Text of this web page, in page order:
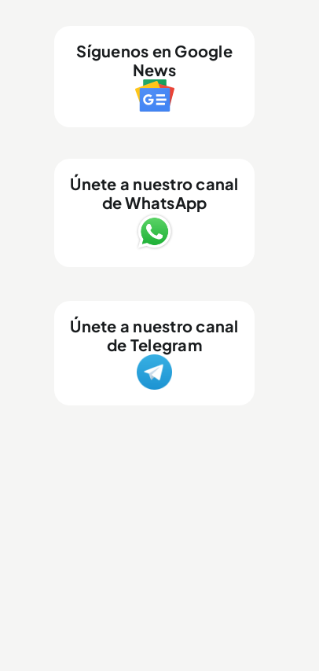
Síguenos en Google
News
Únete a nuestro canal
de WhatsApp
Únete a nuestro canal
de Telegram